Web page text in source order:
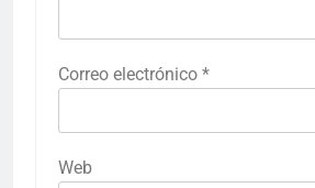
Correo electrónico *
Web